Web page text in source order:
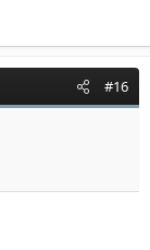
#16